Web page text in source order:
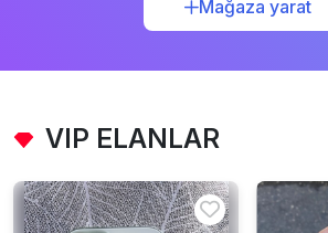
Mağaza yarat
VIP ELANLAR